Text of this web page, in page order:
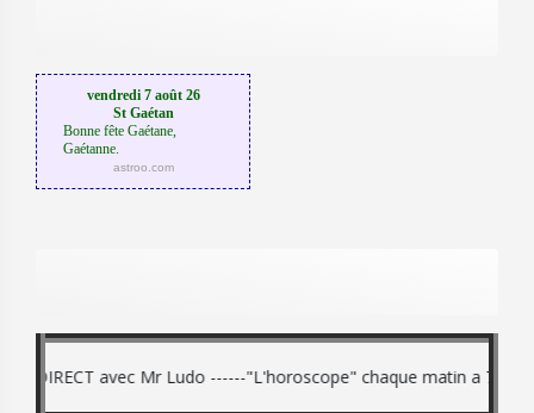
vendredi 7 août 26
St Gaétan
Bonne fête Gaétane,
Gaétanne.
astroo.com
avec Mr Ludo ------"L'horoscope" chaque matin a 7h15 -